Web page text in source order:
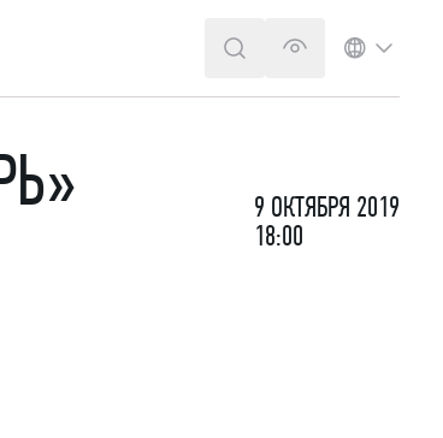
ПОИСКВЕРСИЯ ДЛЯ
ЯЗЫК
9 ОКТЯБРЯ 2019
18:00